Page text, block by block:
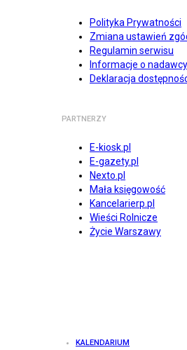
Polityka Prywatności
Zmiana ustawień
Regulamin serwisu
Informacje o nadawcy
Deklaracja
PARTNERZY
E-kiosk.pl
E-gazety.pl
Nexto.pl
Mała księgowość
Kancelarierp.pl
Wieści Rolnicze
Życie Warszawy
KALENDARIUM